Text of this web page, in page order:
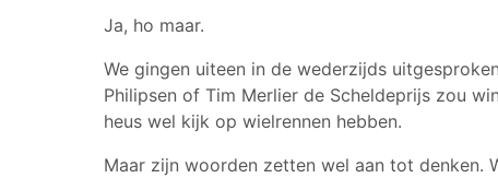
Ja, ho maar.
We gingen uiteen in de wederzijds
Philipsen of Tim Merlier de Scheldeprijs zou
heus wel kijk op wielrennen hebben.
Maar zijn woorden zetten wel aan tot denken.